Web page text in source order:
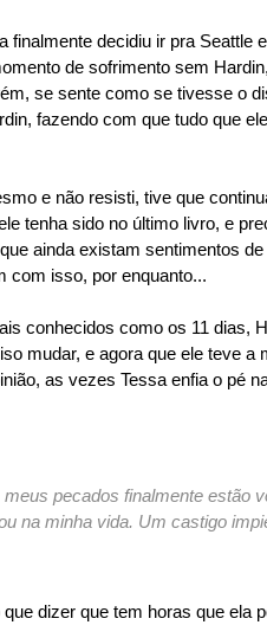
finalmente decidiu ir pra Seattle
de sofrimento sem
se sente como se tivesse o
fazendo com que tudo que
e não resisti, tive que
tenha sido no último livro, e
ainda existam sentimentos
com isso, por enquanto...
conhecidos como os 11 dias,
mudar, e agora que ele teve a
as vezes Tessa enfia o pé
pecados finalmente estão
na minha vida. Um castigo
dizer que tem horas que ela